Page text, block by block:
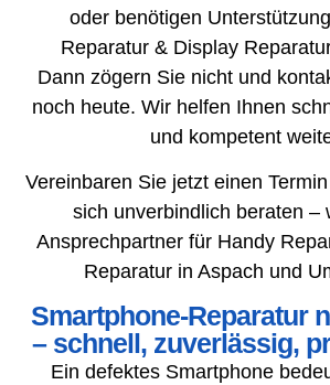
oder benötigen
Reparatur & Display
Dann zögern Sie nicht und
noch heute. Wir helfen Ihnen
und kompetent
Vereinbaren Sie jetzt einen
sich unverbindlich beraten –
Ansprechpartner für Handy
Reparatur in Aspach und
Smartphone-Reparatur
– schnell, zuverlässig,
Ein defektes Smartphone